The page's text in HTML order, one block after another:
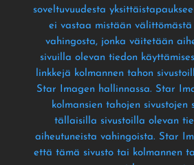
soveltuvuudesta
ei vastaa mistään
vahingosta, jonka väitetään
sivuilla olevan tiedon
linkkejä kolmannen tahon
Star Imagen hallinnassa. Star
kolmansien tahojen sivustojen
tällaisilla sivustoilla olevan
aiheutuneista vahingoista. Star
että tämä sivusto tai kolmannen